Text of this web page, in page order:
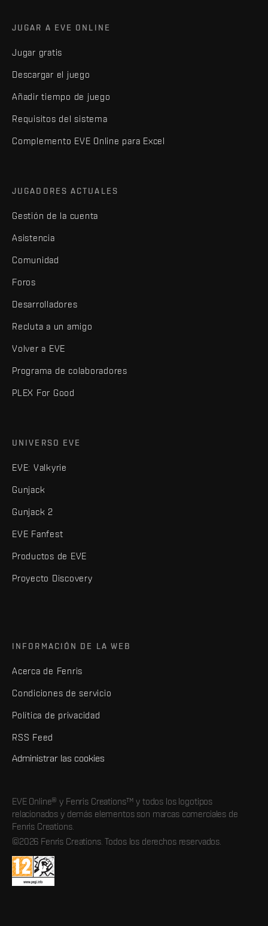
JUGAR A EVE ONLINE
Jugar gratis
Descargar el juego
Añadir tiempo de juego
Requisitos del sistema
Complemento EVE Online para Excel
JUGADORES ACTUALES
Gestión de la cuenta
Asistencia
Comunidad
Foros
Desarrolladores
Recluta a un amigo
Volver a EVE
Programa de colaboradores
PLEX For Good
UNIVERSO EVE
EVE: Valkyrie
Gunjack
Gunjack 2
EVE Fanfest
Productos de EVE
Proyecto Discovery
INFORMACIÓN DE LA WEB
Acerca de Fenris
Condiciones de servicio
Política de privacidad
RSS Feed
Administrar las cookies
EVE Online® y Fenris Creations™ y todos los logotipos
relacionados y demás elementos son marcas comerciales de
Fenris Creations.
©2026 Fenris Creations. Todos los derechos reservados.